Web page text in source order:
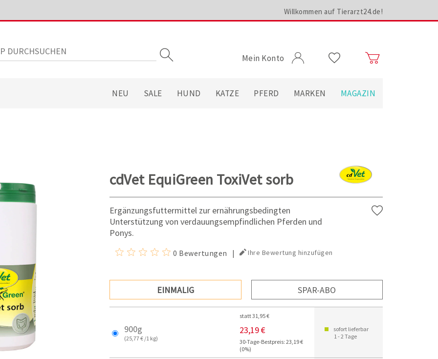
Willkommen auf Tierarzt24.de!
Mein Konto
NEU SALE HUND KATZE PFERD MARKEN MAGAZIN
cdVet EquiGreen ToxiVet sorb
Ergänzungsfuttermittel zur ernährungsbedingten
Unterstützung von verdauungsempfindlichen Pferden und
Ponys.
0 Bewertungen | Ihre Bewertung hinzufügen
EINMALIG SPAR-ABO
900g
(25,77 € /1 kg)
statt 31,95 €
23,19 €
30-Tage-Bestpreis: 23,19 €
(0%)
sofort lieferbar
1 - 2 Tage